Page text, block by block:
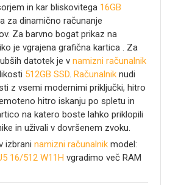
in kar bliskovitega 16GB
za dinamično računanje
Za barvno bogat prikaz na
je vgrajena grafična kartica . Za
datotek je v namizni računalnik
512GB SSD. Računalnik nudi
z vsemi modernimi priključki, hitro
hitro iskanju po spletu in
na katero boste lahko priklopili
in uživali v dovršenem zvoku.
izbrani namizni računalnik model:
16/512 W11H vgradimo več RAM